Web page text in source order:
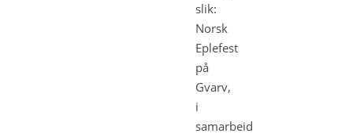
slik:
Norsk
Eplefest
på
Gvarv,
i
samarbeid